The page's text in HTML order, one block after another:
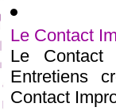
Le Contact
Le Contact
Entretiens
Contact